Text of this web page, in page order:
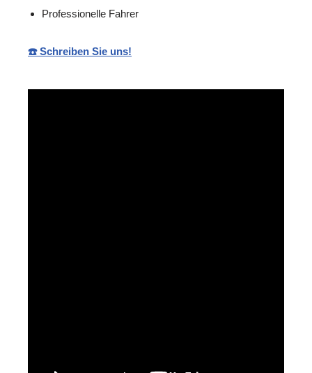
Professionelle Fahrer
☎️ Schreiben Sie uns!